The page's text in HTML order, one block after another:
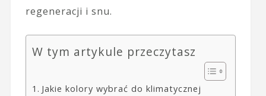
regeneracji i snu.
W tym artykule przeczytasz
Jakie kolory wybrać do klimatycznej